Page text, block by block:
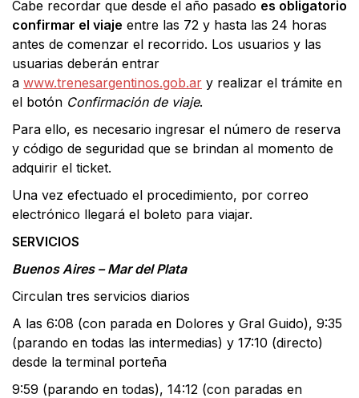
Cabe recordar que desde el año pasado es obligatorio
confirmar el viaje entre las 72 y hasta las 24 horas
antes de comenzar el recorrido. Los usuarios y las
usuarias deberán entrar
a www.trenesargentinos.gob.ar y realizar el trámite en
el botón Confirmación de viaje.
Para ello, es necesario ingresar el número de reserva
y código de seguridad que se brindan al momento de
adquirir el ticket.
Una vez efectuado el procedimiento, por correo
electrónico llegará el boleto para viajar.
SERVICIOS
Buenos Aires – Mar del Plata
Circulan tres servicios diarios
A las 6:08 (con parada en Dolores y Gral Guido), 9:35
(parando en todas las intermedias) y 17:10 (directo)
desde la terminal porteña
9:59 (parando en todas), 14:12 (con paradas en